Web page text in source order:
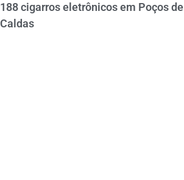
188 cigarros eletrônicos em Poços de
Caldas